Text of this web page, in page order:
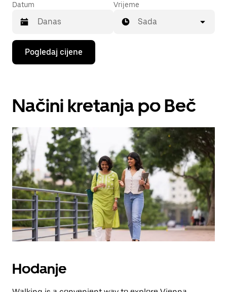
Datum
Pritisni
tipku
sa
za
interakciju
kalendarom
i
odaberi
datum.
Pritisni
tipku
escape
za
zatvaranje
kalendara.
Vrijeme
Sada
Pogledaj cijene
Načini kretanja po Beč
Hodanje